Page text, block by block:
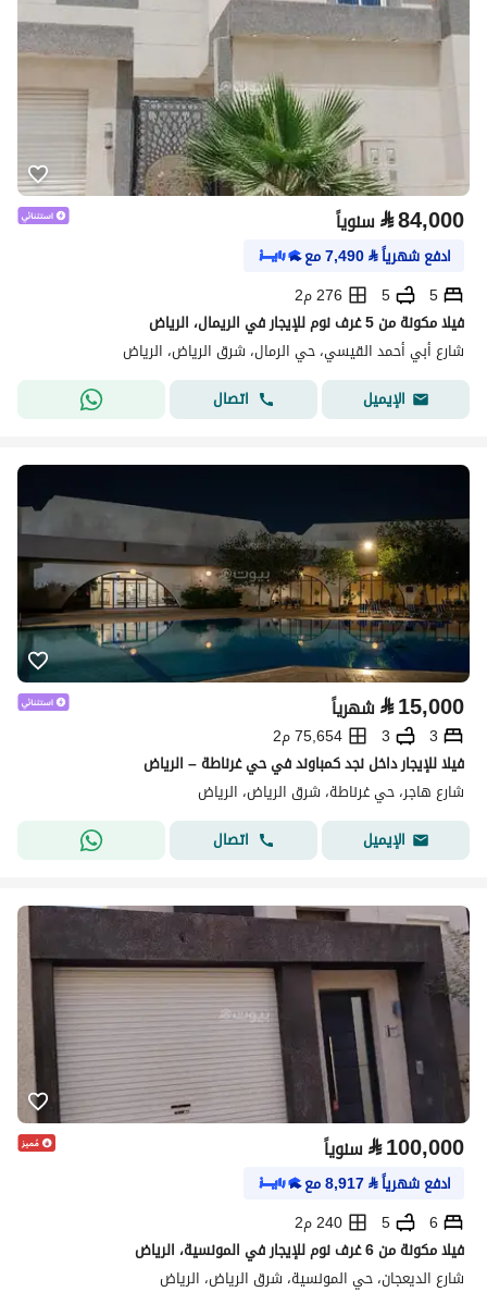
⃁84,000 سنوياً
ادفع شهرياً⃁
7,490مع
5
5
276 م2
فيلا مكونة من 5 غرف نوم للإيجار في الريمال، الرياض
شارع أبي أحمد القيسي، حي الرمال، شرق الرياض، الرياض
الإيميل
اتصال
⃁15,000 شهرياً
3
3
75,654 م2
فيلا للإيجار داخل نجد كمباوند في حي غرناطة – الرياض
شارع هاجر، حي غرناطة، شرق الرياض، الرياض
الإيميل
اتصال
⃁100,000 سنوياً
ادفع شهرياً⃁
8,917مع
6
5
240 م2
فيلا مكونة من 6 غرف نوم للإيجار في المونسية، الرياض
شارع الديعجان، حي المونسية، شرق الرياض، الرياض